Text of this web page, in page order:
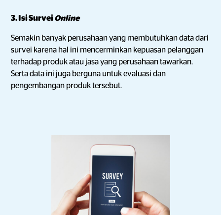
3. Isi SurveiOnline
Semakin banyak perusahaan yang membutuhkan data dari
survei karena hal ini mencerminkan kepuasan pelanggan
terhadap produk atau jasa yang perusahaan tawarkan.
Serta data ini juga berguna untuk evaluasi dan
pengembangan produk tersebut.